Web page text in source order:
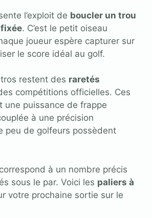
l’exploit de boucler un trou
. C’est le petit oiseau
joueur espère capturer sur
le score idéal au golf.
restent des raretés
compétitions officielles. Ces
une puissance de frappe
à une précision
peu de golfeurs possèdent
à un nombre précis
sous le par. Voici les paliers à
votre prochaine sortie sur le